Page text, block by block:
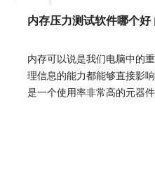
内存压力测试软件哪个
内存可以说是我们电脑中的
理信息的能力都能够直接影
是一个使用率非常高的元器
要承受得住一定量的压力，